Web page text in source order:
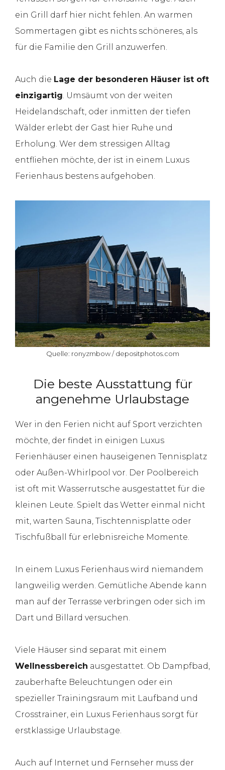
ein Grill darf hier nicht fehlen. An warmen
Sommertagen gibt es nichts schöneres, als
für die Familie den Grill anzuwerfen.
Auch die Lage der besonderen Häuser ist oft
einzigartig . Umsäumt von der weiten
Heidelandschaft, oder inmitten der tiefen
Wälder erlebt der Gast hier Ruhe und
Erholung. Wer dem stressigen Alltag
entfliehen möchte, der ist in einem Luxus
Ferienhaus bestens aufgehoben.
Quelle: ronyzmbow / depositphotos.com
Die beste Ausstattung für
angenehme Urlaubstage
Wer in den Ferien nicht auf Sport verzichten
möchte, der findet in einigen Luxus
Ferienhäuser einen hauseigenen Tennisplatz
oder Außen-Whirlpool vor. Der Poolbereich
ist oft mit Wasserrutsche ausgestattet für die
kleinen Leute. Spielt das Wetter einmal nicht
mit, warten Sauna, Tischtennisplatte oder
Tischfußball für erlebnisreiche Momente.
In einem Luxus Ferienhaus wird niemandem
langweilig werden. Gemütliche Abende kann
man auf der Terrasse verbringen oder sich im
Dart und Billard versuchen.
Viele Häuser sind separat mit einem
Wellnessbereich ausgestattet. Ob Dampfbad,
zauberhafte Beleuchtungen oder ein
spezieller Trainingsraum mit Laufband und
Crosstrainer, ein Luxus Ferienhaus sorgt für
erstklassige Urlaubstage.
Auch auf Internet und Fernseher muss der